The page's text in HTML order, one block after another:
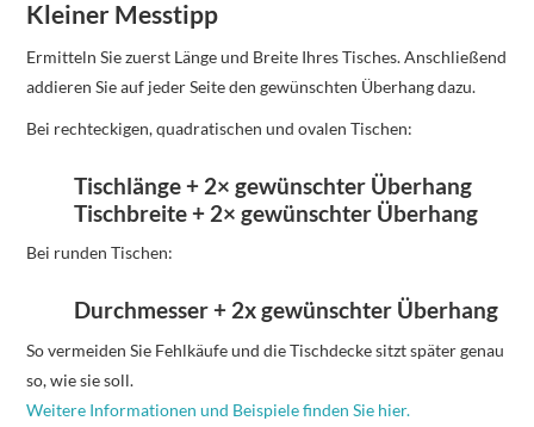
Kleiner Messtipp
Ermitteln Sie zuerst Länge und Breite Ihres Tisches. Anschließend
addieren Sie auf jeder Seite den gewünschten Überhang dazu.
Bei rechteckigen, quadratischen und ovalen Tischen:
Tischlänge + 2× gewünschter Überhang
Tischbreite + 2× gewünschter Überhang
Bei runden Tischen:
Durchmesser + 2x gewünschter Überhang
So vermeiden Sie Fehlkäufe und die Tischdecke sitzt später genau
so, wie sie soll.
Weitere Informationen und Beispiele finden Sie hier.